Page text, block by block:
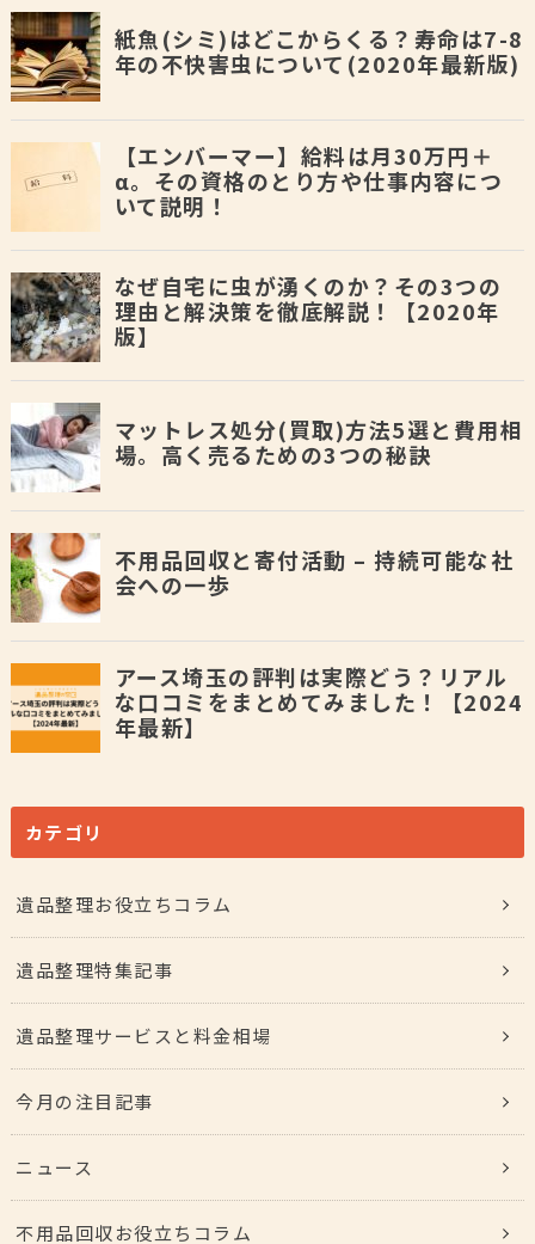
カテゴリ
遺品整理お役立ちコラム
遺品整理特集記事
遺品整理サービスと料金相場
今月の注目記事
ニュース
不用品回収お役立ちコラム